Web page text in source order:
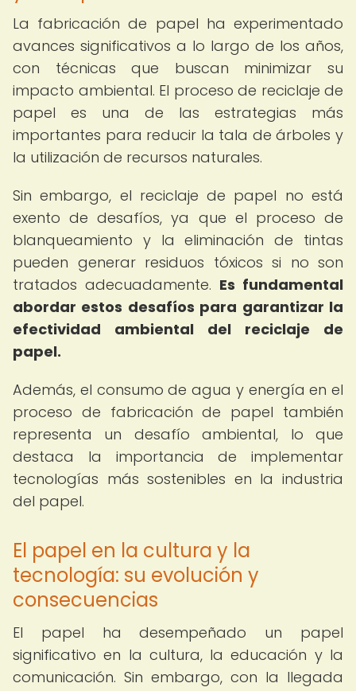
La fabricación de papel ha experimentado
avances significativos a lo largo de los años,
con técnicas que buscan minimizar su
impacto ambiental. El proceso de reciclaje de
papel es una de las estrategias más
importantes para reducir la tala de árboles y
la utilización de recursos naturales.
Sin embargo, el reciclaje de papel no está
exento de desafíos, ya que el proceso de
blanqueamiento y la eliminación de tintas
pueden generar residuos tóxicos si no son
tratados adecuadamente. Es fundamental
abordar estos desafíos para garantizar la
efectividad ambiental del reciclaje de
papel.
Además, el consumo de agua y energía en el
proceso de fabricación de papel también
representa un desafío ambiental, lo que
destaca la importancia de implementar
tecnologías más sostenibles en la industria
del papel.
El papel en la cultura y la
tecnología: su evolución y
consecuencias
El papel ha desempeñado un papel
significativo en la cultura, la educación y la
comunicación. Sin embargo, con la llegada